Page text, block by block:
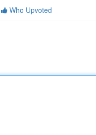
Who Upvoted